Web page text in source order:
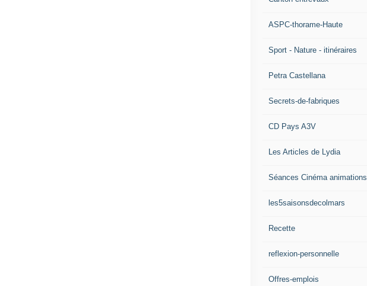
ASPC-thorame-Haute
Sport - Nature - itinéraires
Petra Castellana
Secrets-de-fabriques
CD Pays A3V
Les Articles de Lydia
Séances Cinéma animations
les5saisonsdecolmars
Recette
reflexion-personnelle
Offres-emplois